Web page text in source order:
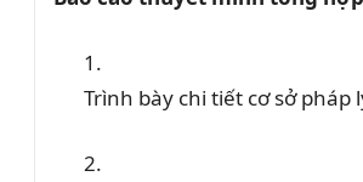
Trình bày chi tiết cơ sở